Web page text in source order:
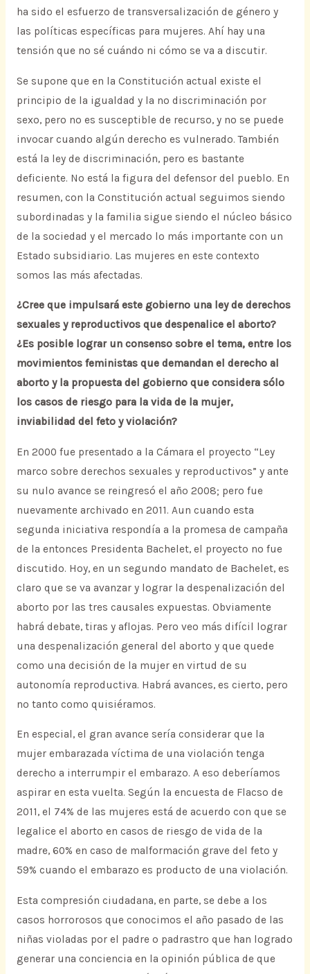
ha sido el esfuerzo de transversalización de género y
las políticas específicas para mujeres. Ahí hay una
tensión que no sé cuándo ni cómo se va a discutir.
Se supone que en la Constitución actual existe el
principio de la igualdad y la no discriminación por
sexo, pero no es susceptible de recurso, y no se puede
invocar cuando algún derecho es vulnerado. También
está la ley de discriminación, pero es bastante
deficiente. No está la figura del defensor del pueblo. En
resumen, con la Constitución actual seguimos siendo
subordinadas y la familia sigue siendo el núcleo básico
de la sociedad y el mercado lo más importante con un
Estado subsidiario. Las mujeres en este contexto
somos las más afectadas.
¿Cree que impulsará este gobierno una ley de derechos
sexuales y reproductivos que despenalice el aborto?
¿Es posible lograr un consenso sobre el tema, entre los
movimientos feministas que demandan el derecho al
aborto y la propuesta del gobierno que considera sólo
los casos de riesgo para la vida de la mujer,
inviabilidad del feto y violación?
En 2000 fue presentado a la Cámara el proyecto “Ley
marco sobre derechos sexuales y reproductivos” y ante
su nulo avance se reingresó el año 2008; pero fue
nuevamente archivado en 2011. Aun cuando esta
segunda iniciativa respondía a la promesa de campaña
de la entonces Presidenta Bachelet, el proyecto no fue
discutido. Hoy, en un segundo mandato de Bachelet, es
claro que se va avanzar y lograr la despenalización del
aborto por las tres causales expuestas. Obviamente
habrá debate, tiras y aflojas. Pero veo más difícil lograr
una despenalización general del aborto y que quede
como una decisión de la mujer en virtud de su
autonomía reproductiva. Habrá avances, es cierto, pero
no tanto como quisiéramos.
En especial, el gran avance sería considerar que la
mujer embarazada víctima de una violación tenga
derecho a interrumpir el embarazo. A eso deberíamos
aspirar en esta vuelta. Según la encuesta de Flacso de
2011, el 74% de las mujeres está de acuerdo con que se
legalice el aborto en casos de riesgo de vida de la
madre, 60% en caso de malformación grave del feto y
59% cuando el embarazo es producto de una violación.
Esta compresión ciudadana, en parte, se debe a los
casos horrorosos que conocimos el año pasado de las
niñas violadas por el padre o padrastro que han logrado
generar una conciencia en la opinión pública de que